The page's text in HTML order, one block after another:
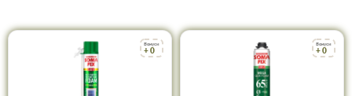
Бонуси
+ 0
Бонуси
+ 0